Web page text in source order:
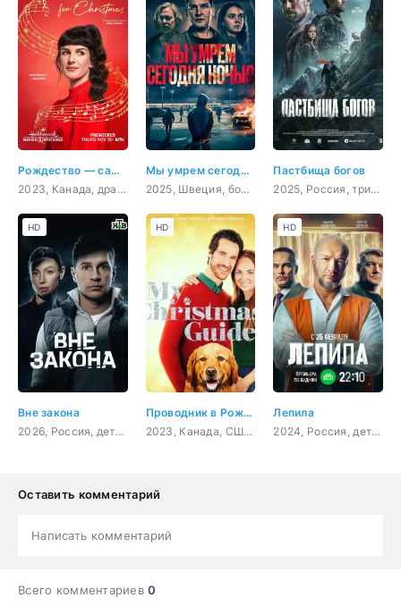
Рождество — самое время вернуться домой
2023, Канада, драма, мелодрама
Мы умрем сегодня ночью
2025, Швеция, боевик, триллер, криминал
Пастбища богов
2025, Россия, триллер
Вне закона
2026, Россия, детектив, боевик, криминал, драма
HD
Проводник в Рождество
2023, Канада, США, мелодрама
HD
Лепила
2024, Россия, детектив, криминал
HD
Оставить комментарий
Написать комментарий
Всего комментариев0